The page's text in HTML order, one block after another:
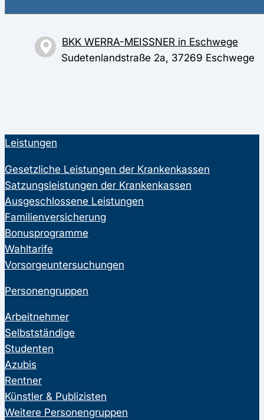
BKK WERRA-MEISSNER in Eschwege
Sudetenlandstraße 2a, 37269 Eschwege
Leistungen
Gesetzliche Leistungen der Krankenkassen
Satzungsleistungen der Krankenkassen
Ausgeschlossene Leistungen
Familienversicherung
Bonusprogramme
Wahltarife
Vorsorgeuntersuchungen
Personengruppen
Arbeitnehmer
Selbstständige
Studenten
Azubis
Rentner
Künstler & Publizisten
Weitere Personengruppen